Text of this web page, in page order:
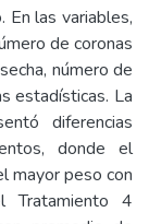
las variables,
de coronas
número de
estadísticas. La
diferencias
donde el
mayor peso con
Tratamiento 4